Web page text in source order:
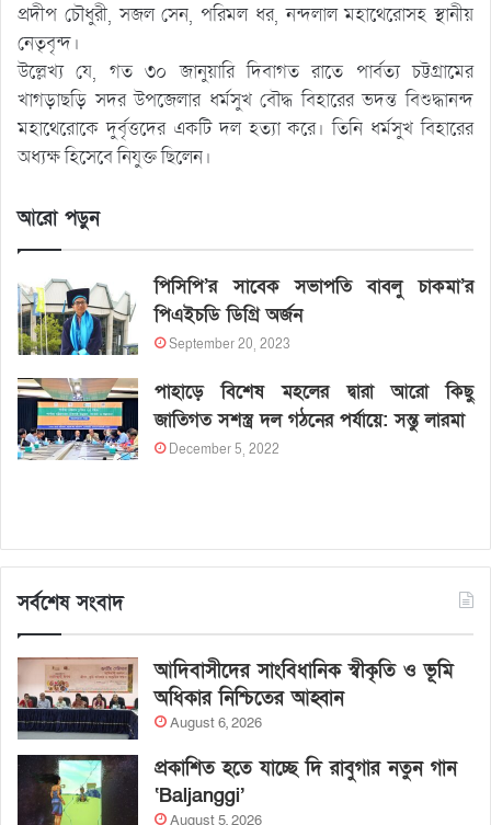
প্রদীপ চৌধুরী, সজল সেন, পরিমল ধর, নন্দলাল মহাথেরোসহ স্থানীয়
নেতৃবৃন্দ।
উল্লেখ্য যে, গত ৩০ জানুয়ারি দিবাগত রাতে পার্বত্য চট্টগ্রামের
খাগড়াছড়ি সদর উপজেলার ধর্মসুখ বৌদ্ধ বিহারের ভদন্ত বিশুদ্ধানন্দ
মহাথেরোকে দুর্বৃত্তদের একটি দল হত্যা করে। তিনি ধর্মসুখ বিহারের
অধ্যক্ষ হিসেবে নিযুক্ত ছিলেন।
আরো পড়ুন
পিসিপি’র সাবেক সভাপতি বাবলু চাকমা’র
পিএইচডি ডিগ্রি অর্জন
September 20, 2023
পাহাড়ে বিশেষ মহলের দ্বারা আরো কিছু
জাতিগত সশস্ত্র দল গঠনের পর্যায়ে: সন্তু লারমা
December 5, 2022
সর্বশেষ সংবাদ
আদিবাসীদের সাংবিধানিক স্বীকৃতি ও ভূমি
অধিকার নিশ্চিতের আহ্বান
August 6, 2026
প্রকাশিত হতে যাচ্ছে দি রাবুগার নতুন গান
‘Baljanggi’
August 5, 2026